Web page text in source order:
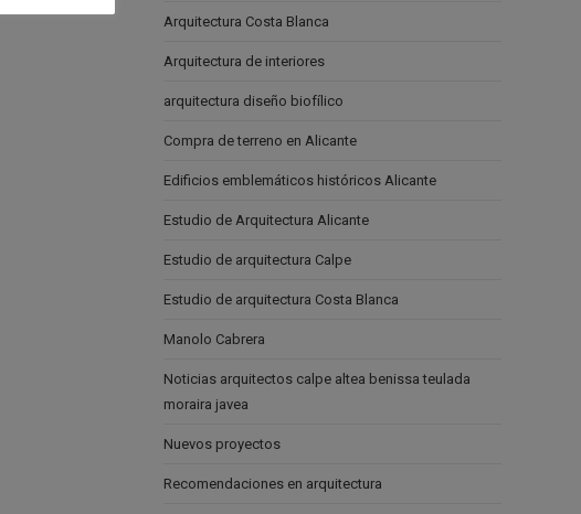
Arquitectura Costa Blanca
Arquitectura de interiores
arquitectura diseño biofílico
Compra de terreno en Alicante
Edificios emblemáticos históricos Alicante
Estudio de Arquitectura Alicante
Estudio de arquitectura Calpe
Estudio de arquitectura Costa Blanca
Manolo Cabrera
Noticias arquitectos calpe altea benissa teulada
moraira javea
Nuevos proyectos
Recomendaciones en arquitectura